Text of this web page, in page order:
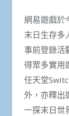
網易遊戲於
末日生存多
事前登錄活
得眾多實用
任天堂
外，亦釋出
一探末日世